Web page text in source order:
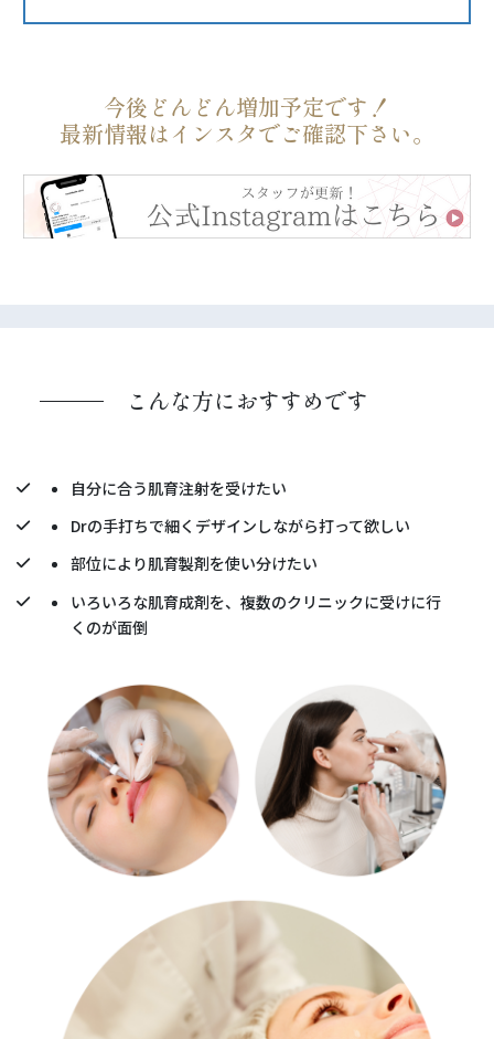
今後どんどん増加予定です！
最新情報はインスタでご確認下さい。
こんな方におすすめです
自分に合う肌育注射を受けたい
Drの手打ちで細くデザインしながら打って欲しい
部位により肌育製剤を使い分けたい
いろいろな肌育成剤を、複数のクリニックに受けに行
くのが面倒